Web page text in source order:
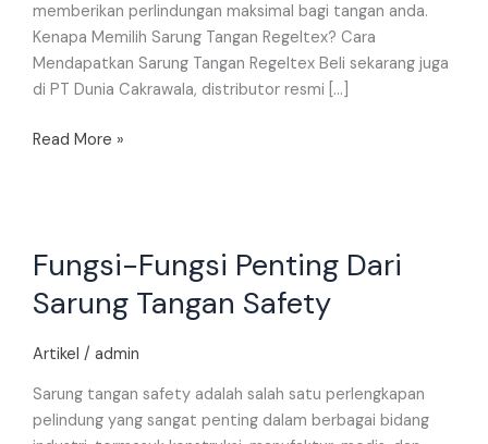
memberikan perlindungan maksimal bagi tangan anda.
Kenapa Memilih Sarung Tangan Regeltex? Cara
Mendapatkan Sarung Tangan Regeltex Beli sekarang juga
di PT Dunia Cakrawala, distributor resmi […]
Read More »
Fungsi-Fungsi Penting Dari
Sarung Tangan Safety
Artikel / admin
Sarung tangan safety adalah salah satu perlengkapan
pelindung yang sangat penting dalam berbagai bidang
Fungsi
Penting
Dari
Tangan
Safety